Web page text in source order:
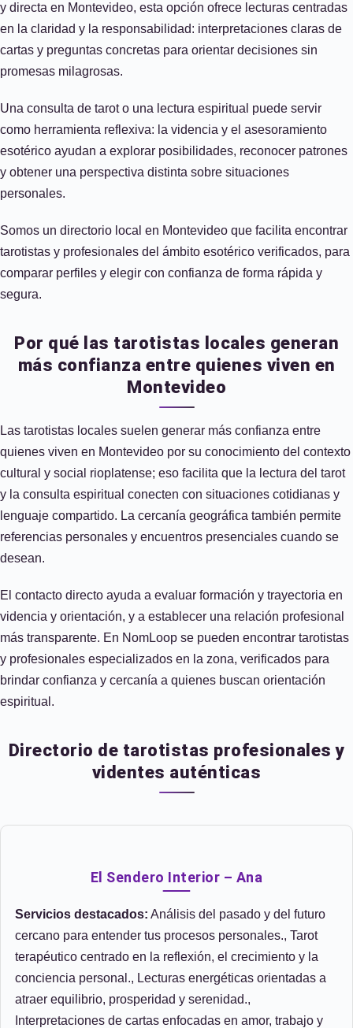
y directa en Montevideo, esta opción ofrece lecturas centradas
en la claridad y la responsabilidad: interpretaciones claras de
cartas y preguntas concretas para orientar decisiones sin
promesas milagrosas.
Una consulta de tarot o una lectura espiritual puede servir
como herramienta reflexiva: la videncia y el asesoramiento
esotérico ayudan a explorar posibilidades, reconocer patrones
y obtener una perspectiva distinta sobre situaciones
personales.
Somos un directorio local en Montevideo que facilita encontrar
tarotistas y profesionales del ámbito esotérico verificados, para
comparar perfiles y elegir con confianza de forma rápida y
segura.
Por qué las tarotistas locales generan
más confianza entre quienes viven en
Montevideo
Las tarotistas locales suelen generar más confianza entre
quienes viven en Montevideo por su conocimiento del contexto
cultural y social rioplatense; eso facilita que la lectura del tarot
y la consulta espiritual conecten con situaciones cotidianas y
lenguaje compartido. La cercanía geográfica también permite
referencias personales y encuentros presenciales cuando se
desean.
El contacto directo ayuda a evaluar formación y trayectoria en
videncia y orientación, y a establecer una relación profesional
más transparente. En NomLoop se pueden encontrar tarotistas
y profesionales especializados en la zona, verificados para
brindar confianza y cercanía a quienes buscan orientación
espiritual.
Directorio de tarotistas profesionales y
videntes auténticas
El Sendero Interior – Ana
Servicios destacados: Análisis del pasado y del futuro
cercano para entender tus procesos personales., Tarot
terapéutico centrado en la reflexión, el crecimiento y la
conciencia personal., Lecturas energéticas orientadas a
atraer equilibrio, prosperidad y serenidad.,
Interpretaciones de cartas enfocadas en amor, trabajo y